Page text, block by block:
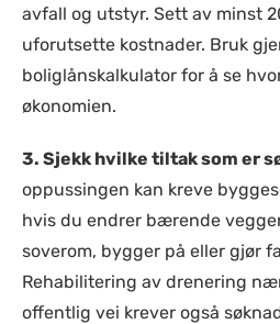
avfall og utstyr. Sett av minst
uforutsette kostnader. Bruk
boliglånskalkulator for å se
økonomien.
3. Sjekk hvilke tiltak som er
oppussingen kan kreve
hvis du endrer bærende
soverom, bygger på eller gjør
Rehabilitering av drenering
offentlig vei krever også